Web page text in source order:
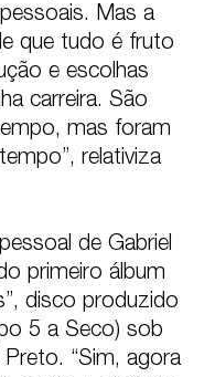
Mas a
que tudo é fruto
e escolhas
carreira. São
mas foram
relativiza
de Gabriel
primeiro álbum
disco produzido
5 a Seco) sob
“Sim, agora